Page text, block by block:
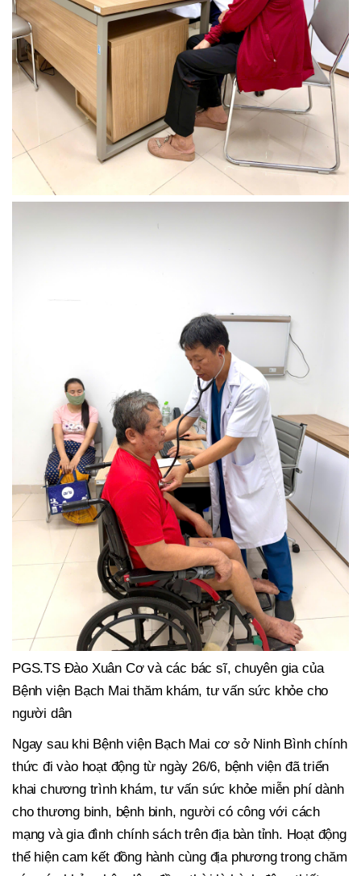
PGS.TS Đào Xuân Cơ và các bác sĩ, chuyên gia của
Bệnh viện Bạch Mai thăm khám, tư vấn sức khỏe cho
người dân
Ngay sau khi Bệnh viện Bạch Mai cơ sở Ninh Bình chính
thức đi vào hoạt động từ ngày 26/6, bệnh viện đã triển
khai chương trình khám, tư vấn sức khỏe miễn phí dành
cho thương binh, bệnh binh, người có công với cách
mạng và gia đình chính sách trên địa bàn tỉnh. Hoạt động
thể hiện cam kết đồng hành cùng địa phương trong chăm